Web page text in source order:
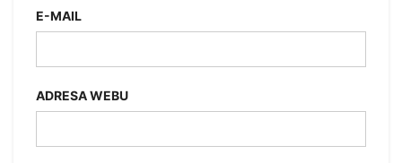
E-MAIL
ADRESA WEBU